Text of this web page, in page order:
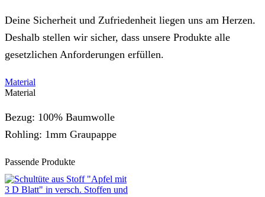
Deine Sicherheit und Zufriedenheit liegen uns am Herzen.
Deshalb stellen wir sicher, dass unsere Produkte alle
gesetzlichen Anforderungen erfüllen.
Material
Material
Bezug: 100% Baumwolle
Rohling: 1mm Graupappe
Passende Produkte